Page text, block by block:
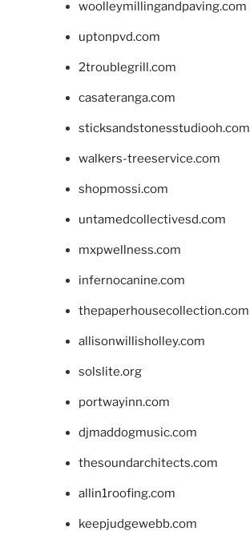
woolleymillingandpaving.com
uptonpvd.com
2troublegrill.com
casateranga.com
sticksandstonesstudiooh.com
walkers-treeservice.com
shopmossi.com
untamedcollectivesd.com
mxpwellness.com
infernocanine.com
thepaperhousecollection.com
allisonwillisholley.com
solslite.org
portwayinn.com
djmaddogmusic.com
thesoundarchitects.com
allin1roofing.com
keepjudgewebb.com